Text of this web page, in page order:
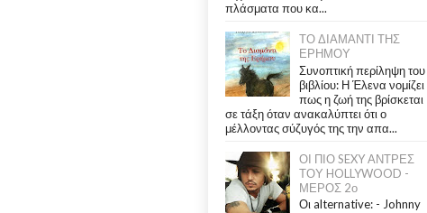
πλάσματα που κα...
ΤΟ ΔΙΑΜΑΝΤΙ ΤΗΣ
ΕΡΗΜΟΥ
Συνοπτική περίληψη του
βιβλίου: Η Έλενα νομίζει
πως η ζωή της βρίσκεται
σε τάξη όταν ανακαλύπτει ότι ο
μέλλοντας σύζυγός της την απα...
ΟΙ ΠΙΟ SEXY ΑΝΤΡΕΣ
ΤΟΥ HOLLYWOOD -
ΜΕΡΟΣ 2ο
Οι alternative: - Johnny